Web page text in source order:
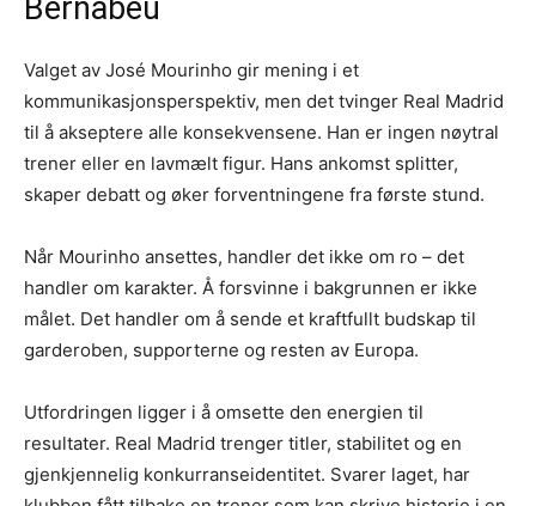
Bernabéu
Valget av José Mourinho gir mening i et
kommunikasjonsperspektiv, men det tvinger Real Madrid
til å akseptere alle konsekvensene. Han er ingen nøytral
trener eller en lavmælt figur. Hans ankomst splitter,
skaper debatt og øker forventningene fra første stund.
Når Mourinho ansettes, handler det ikke om ro – det
handler om karakter. Å forsvinne i bakgrunnen er ikke
målet. Det handler om å sende et kraftfullt budskap til
garderoben, supporterne og resten av Europa.
Utfordringen ligger i å omsette den energien til
resultater. Real Madrid trenger titler, stabilitet og en
gjenkjennelig konkurranseidentitet. Svarer laget, har